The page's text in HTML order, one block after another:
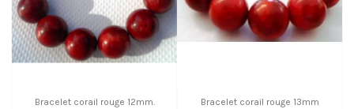
Bracelet corail rouge 12mm. Bracelet corail rouge 13mm